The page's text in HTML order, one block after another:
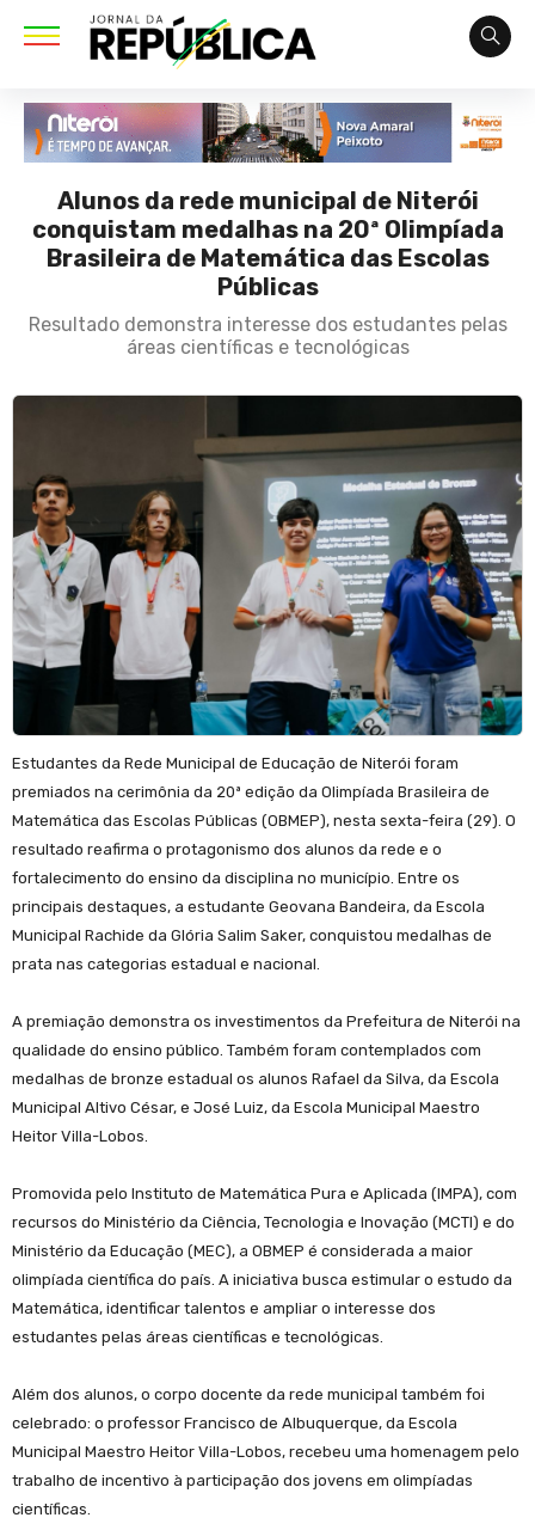
Alunos da rede municipal de Niterói
conquistam medalhas na 20ª Olimpíada
Brasileira de Matemática das Escolas
Públicas
Resultado demonstra interesse dos estudantes pelas
áreas científicas e tecnológicas
Estudantes da Rede Municipal de Educação de Niterói foram
premiados na cerimônia da 20ª edição da Olimpíada Brasileira de
Matemática das Escolas Públicas (OBMEP), nesta sexta-feira (29). O
resultado reafirma o protagonismo dos alunos da rede e o
fortalecimento do ensino da disciplina no município. Entre os
principais destaques, a estudante Geovana Bandeira, da Escola
Municipal Rachide da Glória Salim Saker, conquistou medalhas de
prata nas categorias estadual e nacional.
A premiação demonstra os investimentos da Prefeitura de Niterói na
qualidade do ensino público. Também foram contemplados com
medalhas de bronze estadual os alunos Rafael da Silva, da Escola
Municipal Altivo César, e José Luiz, da Escola Municipal Maestro
Heitor Villa-Lobos.
Promovida pelo Instituto de Matemática Pura e Aplicada (IMPA), com
recursos do Ministério da Ciência, Tecnologia e Inovação (MCTI) e do
Ministério da Educação (MEC), a OBMEP é considerada a maior
olimpíada científica do país. A iniciativa busca estimular o estudo da
Matemática, identificar talentos e ampliar o interesse dos
estudantes pelas áreas científicas e tecnológicas.
Além dos alunos, o corpo docente da rede municipal também foi
celebrado: o professor Francisco de Albuquerque, da Escola
Municipal Maestro Heitor Villa-Lobos, recebeu uma homenagem pelo
trabalho de incentivo à participação dos jovens em olimpíadas
científicas.